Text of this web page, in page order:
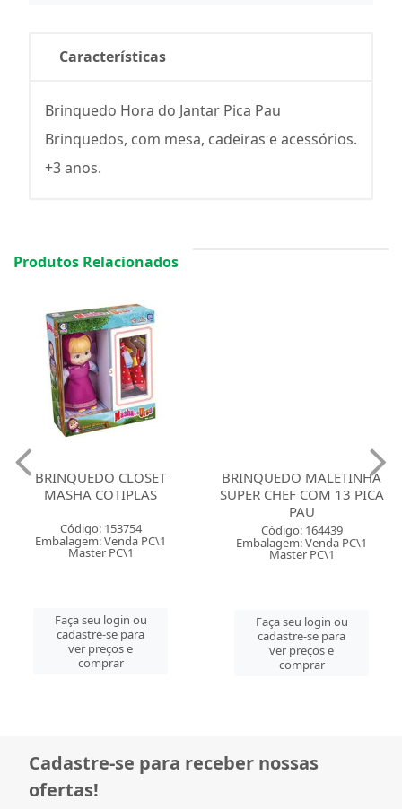
Características
Brinquedo Hora do Jantar Pica Pau
Brinquedos, com mesa, cadeiras e acessórios.
+3 anos.
Produtos Relacionados
BRINQUEDO CLOSET
MASHA COTIPLAS
Código: 153754
Embalagem: Venda PC\1
Master PC\1
Faça seu login ou
cadastre-se para
ver preços e
comprar
BRINQUEDO MALETINHA
SUPER CHEF COM 13 PICA
PAU
Código: 164439
Embalagem: Venda PC\1
Master PC\1
Faça seu login ou
cadastre-se para
ver preços e
comprar
Cadastre-se para receber nossas
ofertas!